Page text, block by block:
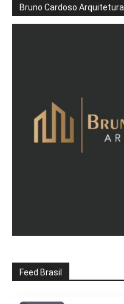
Bruno Cardoso Arquitetura
Feed Brasil